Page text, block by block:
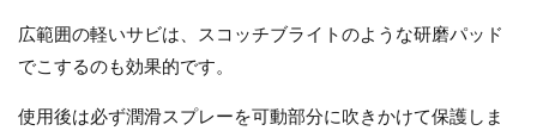
広範囲の軽いサビは、スコッチブライトのような研磨パッド
でこするのも効果的です。
使用後は必ず潤滑スプレーを可動部分に吹きかけて保護しま